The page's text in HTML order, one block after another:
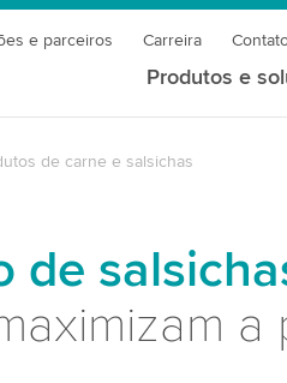
e parceiros Carreira
Produtos e
de carne e salsichas
de